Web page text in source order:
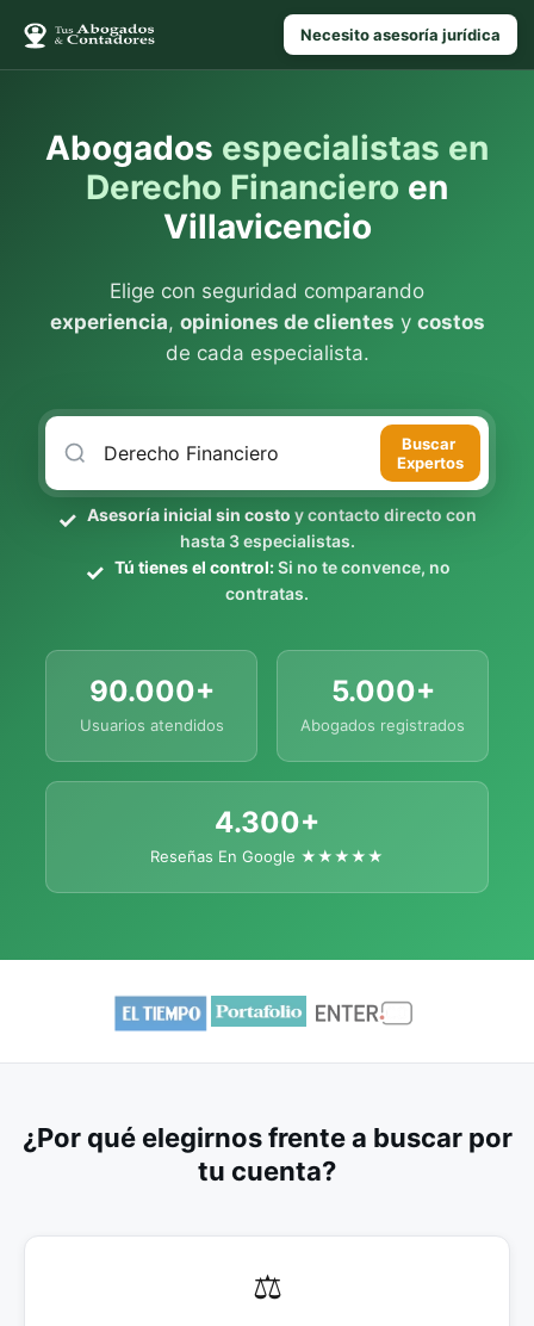
Necesito asesoría jurídica
Abogados especialistas en
Derecho Financiero en
Villavicencio
Elige con seguridad comparando
experiencia, opiniones de clientes y costos
de cada especialista.
Buscar
Expertos
Asesoría inicial sin costo y contacto directo con
hasta 3 especialistas.
Tú tienes el control:Si no te convence, no
contratas.
90.000+
Usuarios atendidos
5.000+
Abogados registrados
4.300+
Reseñas En Google ★★★★★
¿Por qué elegirnos frente a buscar por
tu cuenta?
⚖️